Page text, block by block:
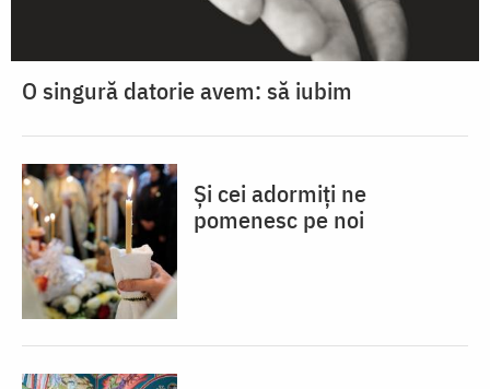
O singură datorie avem: să iubim
Și cei adormiți ne
pomenesc pe noi